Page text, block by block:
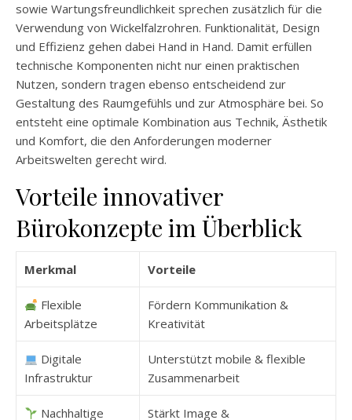
sowie Wartungsfreundlichkeit sprechen zusätzlich für die
Verwendung von Wickelfalzrohren. Funktionalität, Design
und Effizienz gehen dabei Hand in Hand. Damit erfüllen
technische Komponenten nicht nur einen praktischen
Nutzen, sondern tragen ebenso entscheidend zur
Gestaltung des Raumgefühls und zur Atmosphäre bei. So
entsteht eine optimale Kombination aus Technik, Ästhetik
und Komfort, die den Anforderungen moderner
Arbeitswelten gerecht wird.
Vorteile innovativer
Bürokonzepte im Überblick
Merkmal Vorteile
Flexible
Arbeitsplätze
Fördern Kommunikation &
Kreativität
Digitale
Infrastruktur
Unterstützt mobile & flexible
Zusammenarbeit
Nachhaltige
Stärkt Image &